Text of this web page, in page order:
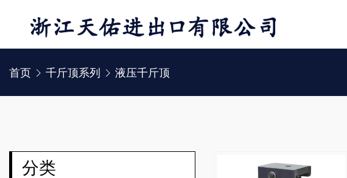
首页  千斤顶系列  液压千斤顶
分类